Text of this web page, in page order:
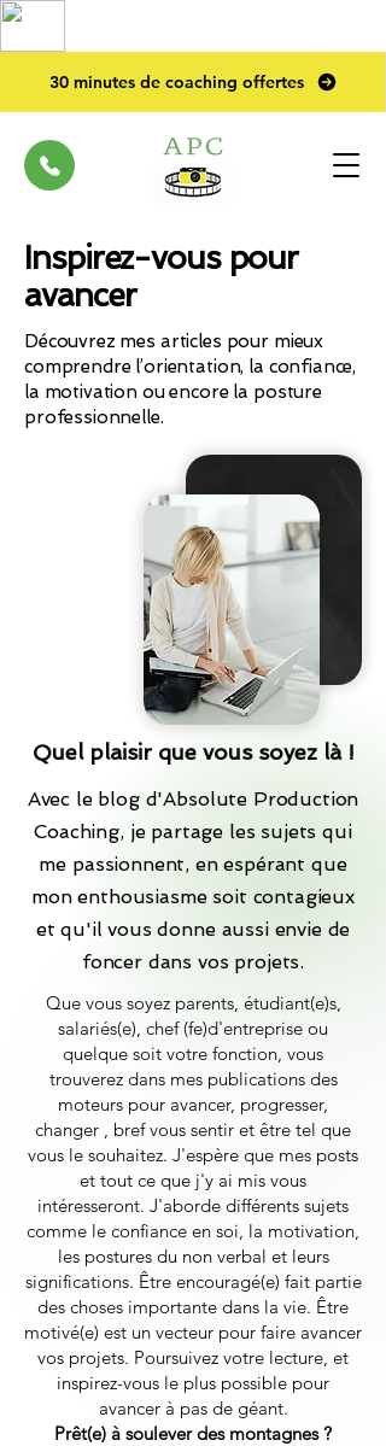
30 minutes de coaching offertes
Inspirez-vous pour
avancer
Découvrez mes articles pour mieux
comprendre l’orientation, la confiance,
la motivation ou encore la posture
professionnelle.
Quel plaisir que vous soyez là !
Avec le blog d'Absolute Production
Coaching, je partage les sujets qui
me passionnent, en espérant que
mon enthousiasme soit contagieux
et qu'il vous donne aussi envie de
foncer dans vos projets.
Que vous soyez parents, étudiant(e)s,
salariés(e), chef (fe)d'entreprise ou
quelque soit votre fonction, vous
trouverez dans mes publications des
moteurs pour avancer, progresser,
changer , bref vous sentir et être tel que
vous le souhaitez. J'espère que mes posts
et tout ce que j'y ai mis vous
intéresseront. J'aborde différents sujets
comme le confiance en soi, la motivation,
les postures du non verbal et leurs
significations. Être encouragé(e) fait partie
des choses importante dans la vie. Être
motivé(e) est un vecteur pour faire avancer
vos projets. Poursuivez votre lecture, et
inspirez-vous le plus possible pour
avancer à pas de géant.
Prêt(e) à soulever des montagnes ?